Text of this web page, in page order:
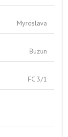
Myroslava
Buzun
FC 3/1